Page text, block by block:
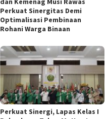
Perkuat Sinergitas Demi
Optimalisasi Pembinaan
Rohani Warga Binaan
Perkuat Sinergi, Lapas Kelas I